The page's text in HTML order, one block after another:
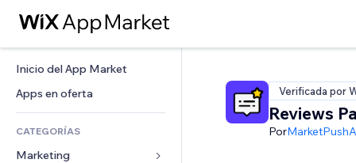
Inicio del App Market
Apps en oferta
CATEGORÍAS
Marketing
Verificada por
Reviews
Por